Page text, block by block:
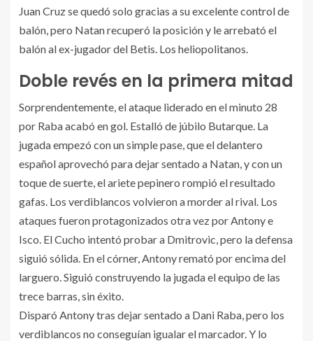
Juan Cruz se quedó solo gracias a su excelente control de
balón, pero Natan recuperó la posición y le arrebató el
balón al ex-jugador del Betis. Los heliopolitanos.
Doble revés en la primera mitad
Sorprendentemente, el ataque liderado en el minuto 28
por Raba acabó en gol. Estalló de júbilo Butarque. La
jugada empezó con un simple pase, que el delantero
español aprovechó para dejar sentado a Natan, y con un
toque de suerte, el ariete pepinero rompió el resultado
gafas. Los verdiblancos volvieron a morder al rival. Los
ataques fueron protagonizados otra vez por Antony e
Isco. El Cucho intentó probar a Dmitrovic, pero la defensa
siguió sólida. En el córner, Antony remató por encima del
larguero. Siguió construyendo la jugada el equipo de las
trece barras, sin éxito.
Disparó Antony tras dejar sentado a Dani Raba, pero los
verdiblancos no conseguían igualar el marcador. Y lo